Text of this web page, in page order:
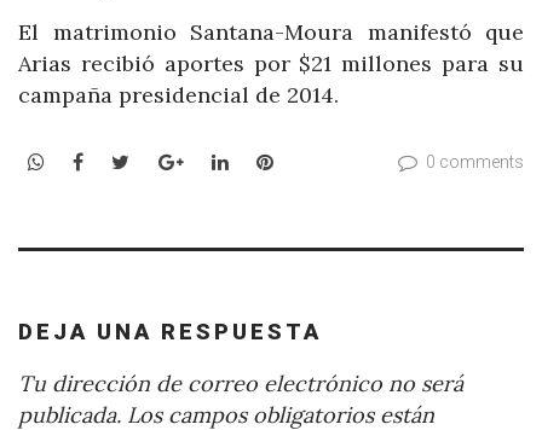
El matrimonio Santana-Moura manifestó que
Arias recibió aportes por $21 millones para su
campaña presidencial de 2014.
WhatsApp
Facebook
TwitterGoogle+LinkedInPinterest 0 comments
DEJA UNA RESPUESTA
Tu dirección de correo electrónico no será
publicada. Los campos obligatorios están